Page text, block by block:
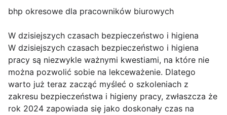
bhp okresowe dla pracowników biurowych
W dzisiejszych czasach bezpieczeństwo i higiena
W dzisiejszych czasach bezpieczeństwo i higiena
pracy są niezwykle ważnymi kwestiami, na które nie
można pozwolić sobie na lekceważenie. Dlatego
warto już teraz zacząć myśleć o szkoleniach z
zakresu bezpieczeństwa i higieny pracy, zwłaszcza że
rok 2024 zapowiada się jako doskonały czas na